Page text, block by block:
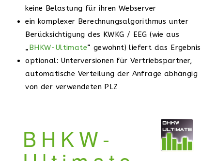
keine Belastung für ihren Webserver
ein komplexer Berechnungsalgorithmus unter
Berücksichtigung des KWKG / EEG (wie aus
„BHKW-Ultimate“ gewohnt) liefert das Ergebnis
optional: Unterversionen für Vertriebspartner,
automatische Verteilung der Anfrage abhängig
von der verwendeten PLZ